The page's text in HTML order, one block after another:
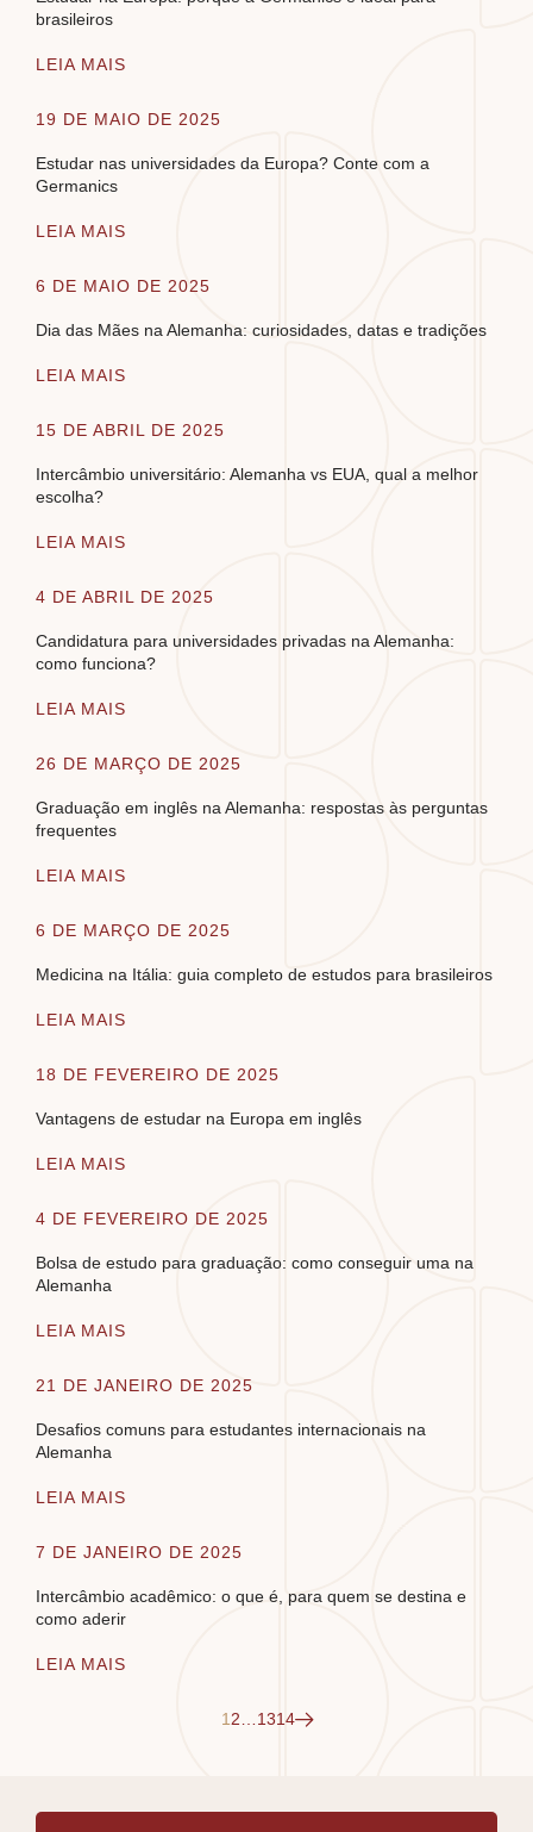
brasileiros
LEIA MAIS
19 DE MAIO DE 2025
Estudar nas universidades da Europa? Conte com a
Germanics
LEIA MAIS
6 DE MAIO DE 2025
Dia das Mães na Alemanha: curiosidades, datas e tradições
LEIA MAIS
15 DE ABRIL DE 2025
Intercâmbio universitário: Alemanha vs EUA, qual a melhor
escolha?
LEIA MAIS
4 DE ABRIL DE 2025
Candidatura para universidades privadas na Alemanha:
como funciona?
LEIA MAIS
26 DE MARÇO DE 2025
Graduação em inglês na Alemanha: respostas às perguntas
frequentes
LEIA MAIS
6 DE MARÇO DE 2025
Medicina na Itália: guia completo de estudos para brasileiros
LEIA MAIS
18 DE FEVEREIRO DE 2025
Vantagens de estudar na Europa em inglês
LEIA MAIS
4 DE FEVEREIRO DE 2025
Bolsa de estudo para graduação: como conseguir uma na
Alemanha
LEIA MAIS
21 DE JANEIRO DE 2025
Desafios comuns para estudantes internacionais na
Alemanha
LEIA MAIS
7 DE JANEIRO DE 2025
Intercâmbio acadêmico: o que é, para quem se destina e
como aderir
LEIA MAIS
1 2 1314